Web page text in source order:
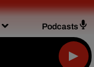
Podcasts